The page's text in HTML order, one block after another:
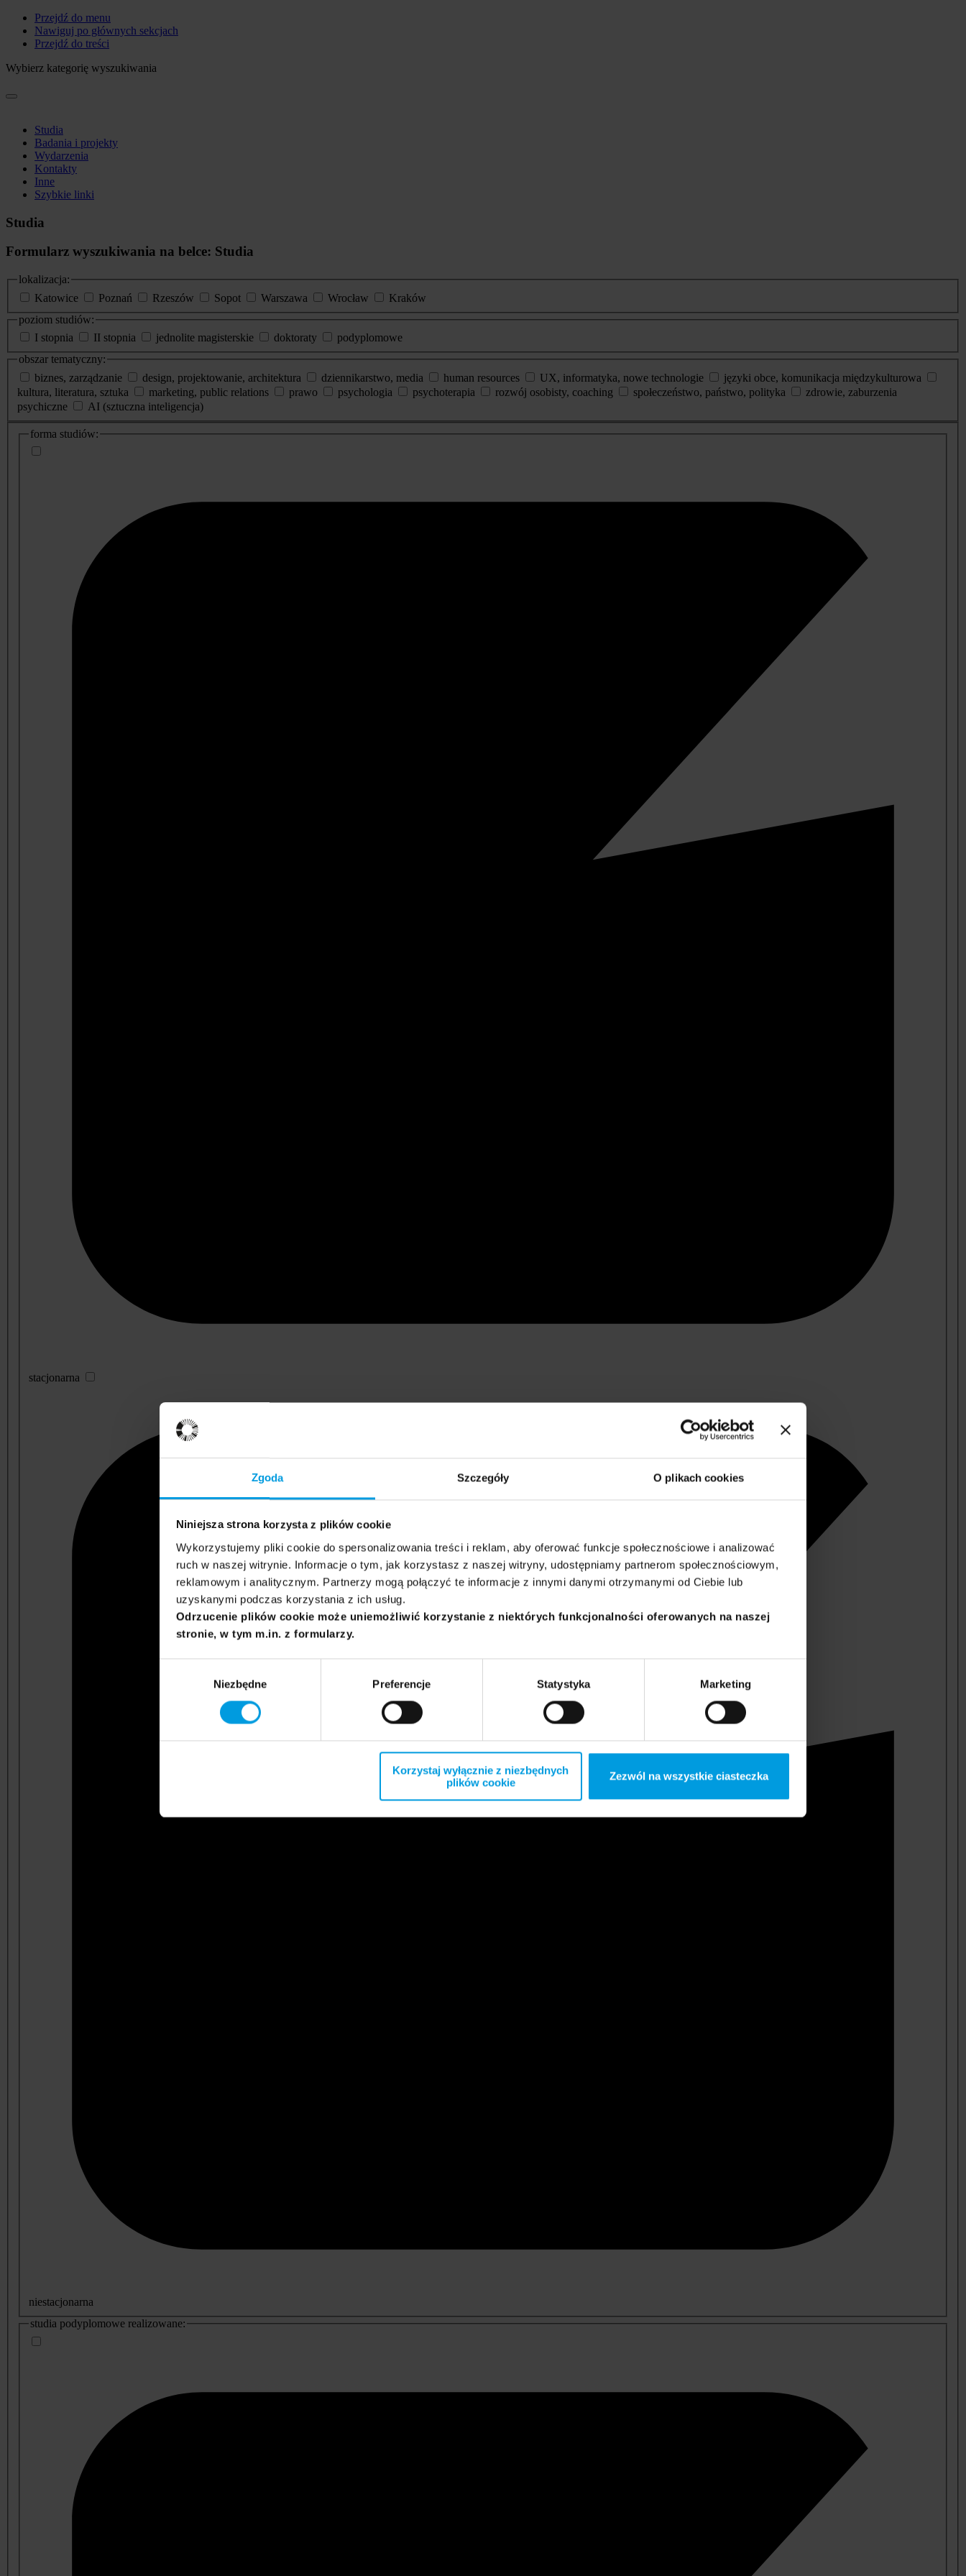
Zgoda Szczegóły O plikach cookies
Niniejsza strona korzysta z plików cookie
Wykorzystujemy pliki cookie do spersonalizowania treści i reklam, aby oferować funkcje społecznościowe i analizować
ruch w naszej witrynie. Informacje o tym, jak korzystasz z naszej witryny, udostępniamy partnerom społecznościowym,
reklamowym i analitycznym. Partnerzy mogą połączyć te informacje z innymi danymi otrzymanymi od Ciebie lub
uzyskanymi podczas korzystania z ich usług.
Odrzucenie plików cookie może uniemożliwić korzystanie z niektórych funkcjonalności oferowanych na naszej
stronie, w tym m.in. z formularzy.
Niezbędne Preferencje Statystyka Marketing
Korzystaj wyłącznie z niezbędnych
plików cookie
Zezwól na wszystkie ciasteczka
Przejdź do menu
Nawiguj po głównych sekcjach
Przejdź do treści
Wybierz kategorię wyszukiwania
Studia
Badania i projekty
Wydarzenia
Kontakty
Inne
Szybkie linki
Studia
Formularz wyszukiwania na belce: Studia
lokalizacja:
Katowice
Poznań Rzeszów Sopot Warszawa Wrocław
Kraków
poziom studiów:
I stopnia
II stopnia jednolite magisterskie doktoraty
podyplomowe
obszar tematyczny:
biznes, zarządzanie
design, projektowanie, architektura dziennikarstwo, media human resources UX, informatyka, nowe technologie
języki obce, komunikacja międzykulturowa
kultura, literatura, sztuka
marketing, public relations prawo psychologia psychoterapia rozwój osobisty, coaching społeczeństwo, państwo, polityka
zdrowie, zaburzenia
psychiczne
AI (sztuczna inteligencja)
dodatkowe
informacje
forma studiów:
stacjonarna
niestacjonarna
studia podyplomowe realizowane: